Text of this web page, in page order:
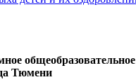
общеобразовательное
Тюмени